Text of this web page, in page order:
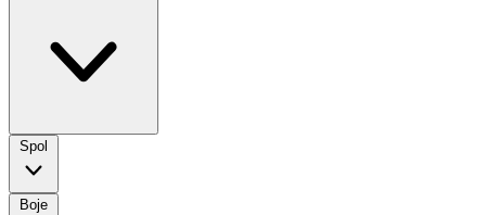
Spol
Boje